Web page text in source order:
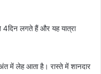
लगते हैं और यह यात्रा
अंत में लेह आता है। रास्ते में शानदार